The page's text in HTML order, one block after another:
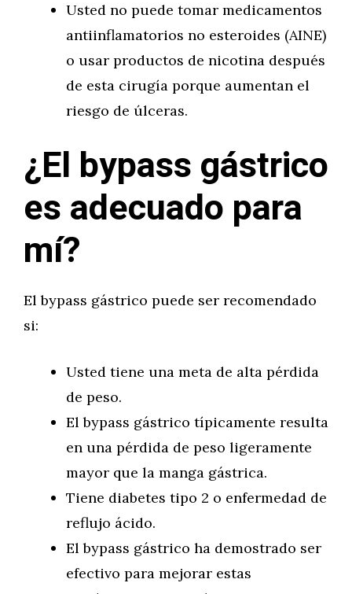
Usted no puede tomar medicamentos
antiinflamatorios no esteroides (AINE)
o usar productos de nicotina después
de esta cirugía porque aumentan el
riesgo de úlceras.
¿El bypass gástrico
es adecuado para
mí?
El bypass gástrico puede ser recomendado
si:
Usted tiene una meta de alta pérdida
de peso.
El bypass gástrico típicamente resulta
en una pérdida de peso ligeramente
mayor que la manga gástrica.
Tiene diabetes tipo 2 o enfermedad de
reflujo ácido.
El bypass gástrico ha demostrado ser
efectivo para mejorar estas